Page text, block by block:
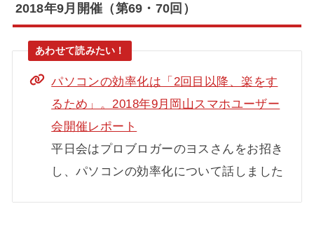
2018年9月開催（第69・70回）
パソコンの効率化は「2回目以降、楽をす
るため」。2018年9月岡山スマホユーザー
会開催レポート
平日会はプロブロガーのヨスさんをお招き
し、パソコンの効率化について話しました